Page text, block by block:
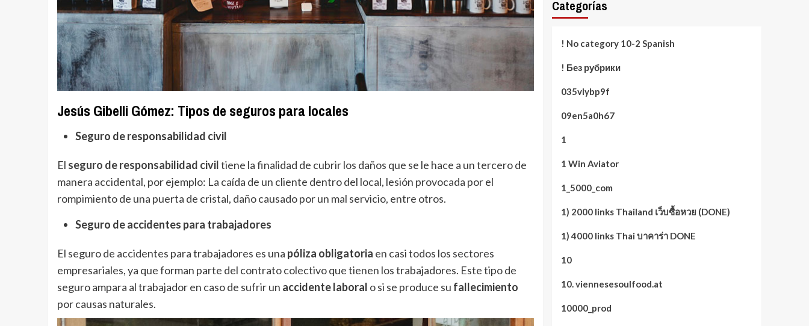
Jesús Gibelli Gómez: Tipos de seguros para locales
Seguro de responsabilidad civil
El seguro de responsabilidad civiltiene la finalidad de cubrir los daños que se le hace a un tercero de
manera accidental, por ejemplo: La caída de un cliente dentro del local, lesión provocada por el
rompimiento de una puerta de cristal, daño causado por un mal servicio, entre otros.
Seguro de accidentes para trabajadores
El seguro de accidentes para trabajadores es una póliza obligatoria en casi todos los sectores
empresariales, ya que forman parte del contrato colectivo que tienen los trabajadores. Este tipo de
seguro ampara al trabajador en caso de sufrir un accidente laboral o si se produce su fallecimiento
por causas naturales.
Categorías
! No category 10-2 Spanish
! Без рубрики
035vlybp9f
09en5a0h67
1
1 Win Aviator
1_5000_com
1) 2000 links Thailand เว็บซื้อหวย (DONE)
1) 4000 links Thai บาคาร่า DONE
10
10. viennesesoulfood.at
10000_prod